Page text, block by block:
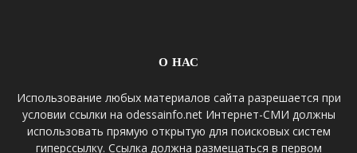
О НАС
Использование любых материалов сайта разрешается при
условии ссылки на odessainfo.net Интернет-СМИ должны
использовать прямую открытую для поисковых систем
гиперссылку. Ссылка должна размещаться в первом